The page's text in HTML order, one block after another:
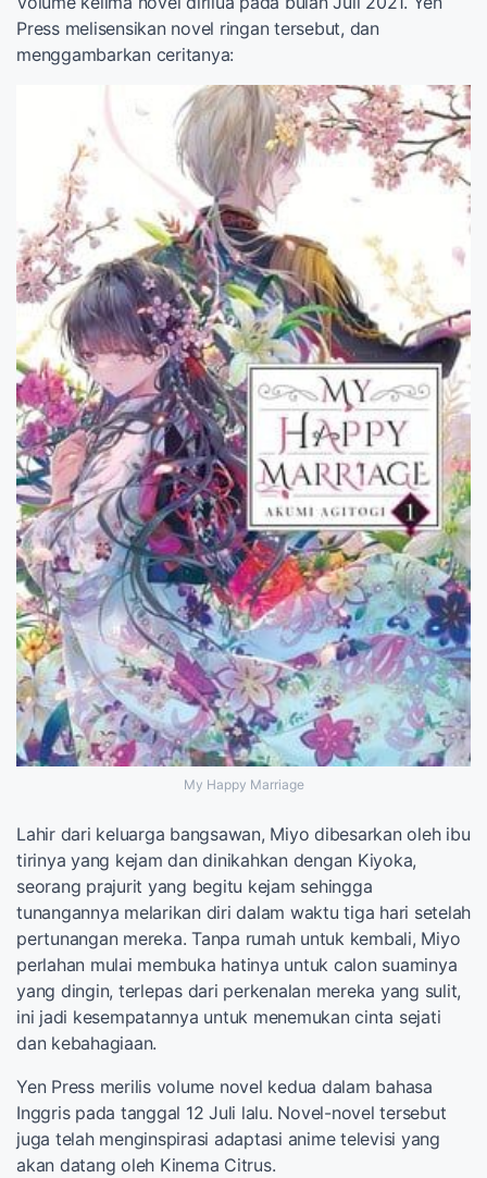
Press melisensikan novel ringan tersebut, dan
menggambarkan ceritanya:
My Happy Marriage
Lahir dari keluarga bangsawan, Miyo dibesarkan oleh ibu
tirinya yang kejam dan dinikahkan dengan Kiyoka,
seorang prajurit yang begitu kejam sehingga
tunangannya melarikan diri dalam waktu tiga hari setelah
pertunangan mereka. Tanpa rumah untuk kembali, Miyo
perlahan mulai membuka hatinya untuk calon suaminya
yang dingin, terlepas dari perkenalan mereka yang sulit,
ini jadi kesempatannya untuk menemukan cinta sejati
dan kebahagiaan.
Yen Press merilis volume novel kedua dalam bahasa
Inggris pada tanggal 12 Juli lalu. Novel-novel tersebut
juga telah menginspirasi adaptasi anime televisi yang
akan datang oleh Kinema Citrus.